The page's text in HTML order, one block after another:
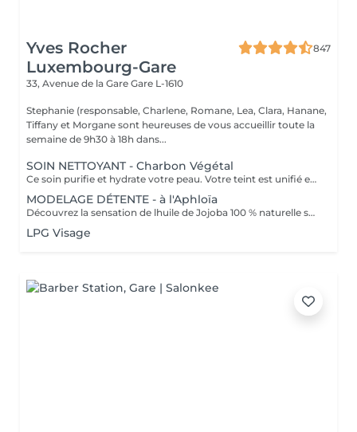
Yves Rocher
Luxembourg-Gare
847
33, Avenue de la Gare Gare L-1610
Stephanie (responsable, Charlene, Romane, Lea, Clara, Hanane,
Tiffany et Morgane sont heureuses de vous accueillir toute la
semaine de 9h30 à 18h dans...
SOIN NETTOYANT - Charbon Végétal
Ce soin purifie et hydrate votre peau. Votre teint est unifié et lumineux, grâce à l' alliance du Charbon Végétal et de l'édulis
MODELAGE DÉTENTE - à l'Aphloïa
Découvrez la sensation de lhuile de Jojoba 100 % naturelle sur votre peau. Nourrie, votre peau retrouve tout son confort. Libéré de ses tensions grâce aux mains habiles de notre esthéticienne, votre visage est détendu. Bénéfices : Nourrie, votre peau retrouve tout son confort.
LPG Visage